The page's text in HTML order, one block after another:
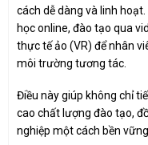
cách dễ dàng và linh
học online, đào tạo qua
thực tế ảo (VR) để nhân
môi trường tương tác.
Điều này giúp không chỉ
cao chất lượng đào tạo,
nghiệp một cách bền vững.